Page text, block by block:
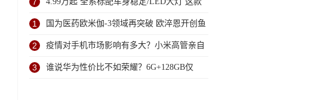
车你爱吗？
1 国为医药欧米伽-3领域再突破 欧淬恩开创鱼
油POSTT（博斯特）体系
2 疫情对手机市场影响有多大？小米高管亲自
说出了答案
3 谁说华为性价比不如荣耀？6G+128GB仅